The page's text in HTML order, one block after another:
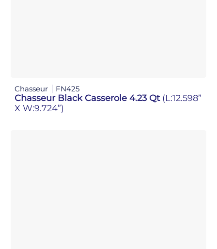
Chasseur FN425
Chasseur Black Casserole 4.23 Qt (L:12.598”
X W:9.724”)